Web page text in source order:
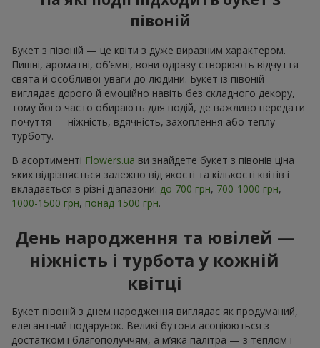
півоній
Букет з півоній — це квіти з дуже виразним характером.
Пишні, ароматні, об’ємні, вони одразу створюють відчуття
свята й особливої уваги до людини. Букет із півоній
виглядає дорого й емоційно навіть без складного декору,
тому його часто обирають для подій, де важливо передати
почуття — ніжність, вдячність, захоплення або теплу
турботу.
В асортименті Flowers.ua ви знайдете букет з півонів ціна
яких відрізняється залежно від якості та кількості квітів і
вкладається в різні діапазони: до 700 грн, 700-1000 грн,
1000-1500 грн, понад 1500 грн.
День народження та ювілей —
ніжність і турбота у кожній
квітці
Букет півоній з днем народження виглядає як продуманий,
елегантний подарунок. Великі бутони асоціюються з
достатком і благополуччям, а м’яка палітра — з теплом і